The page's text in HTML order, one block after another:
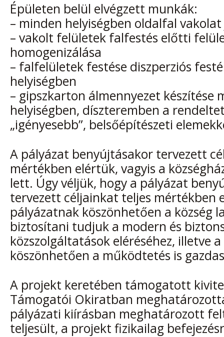
Épületen belül elvégzett munkák:
– minden helyiségben oldalfal
– vakolt felületek falfestés előtti
homogenizálása
– falfelületek festése diszperziós
helyiségben
– gipszkarton álmennyezet készítése
helyiségben, díszteremben a
„igényesebb”, belsőépítészeti
A pályázat benyújtásakor tervezett
mértékben elértük, vagyis a
lett. Úgy véljük, hogy a pályázat
tervezett céljainkat teljes mértékben
pályázatnak köszönhetően a község
biztosítani tudjuk a modern és
közszolgáltatások eléréséhez, illetve
köszönhetően a működtetés is
A projekt keretében támogatott
Támogatói Okiratban
pályázati kiírásban meghatározott
teljesült, a projekt fizikailag